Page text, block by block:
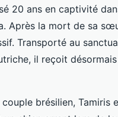
20 ans en captivité
Après la mort de sa
Transporté au
il reçoit
brésilien, Tamiris